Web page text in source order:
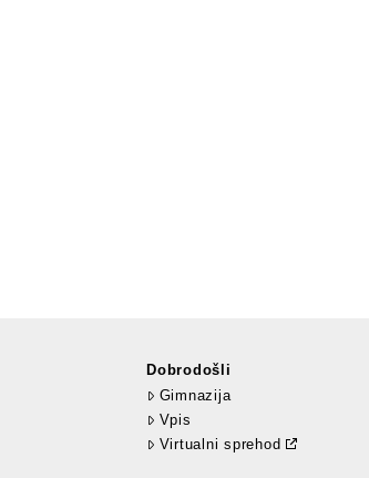
Dobrodošli
Gimnazija
Vpis
Virtualni sprehod